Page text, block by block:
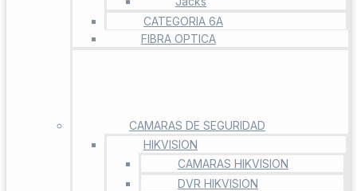
CATEGORIA 6A
FIBRA OPTICA
CAMARAS DE SEGURIDAD
HIKVISION
CAMARAS HIKVISION
DVR HIKVISION